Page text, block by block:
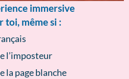
immersive
toi, même si :
l’imposteur
la page blanche